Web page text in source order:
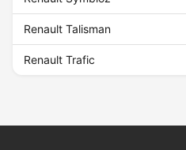
Renault Talisman
Renault Trafic